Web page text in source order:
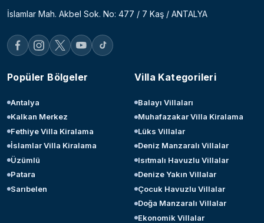
İslamlar Mah. Akbel Sok. No: 477 / 7 Kaş / ANTALYA
Popüler Bölgeler
Antalya
Kalkan Merkez
Fethiye Villa Kiralama
İslamlar Villa Kiralama
Üzümlü
Patara
Sarıbelen
Villa Kategorileri
Balayı Villaları
Muhafazakar Villa Kiralama
Lüks Villalar
Deniz Manzaralı Villalar
Isıtmalı Havuzlu Villalar
Denize Yakın Villalar
Çocuk Havuzlu Villalar
Doğa Manzaralı Villalar
Ekonomik Villalar